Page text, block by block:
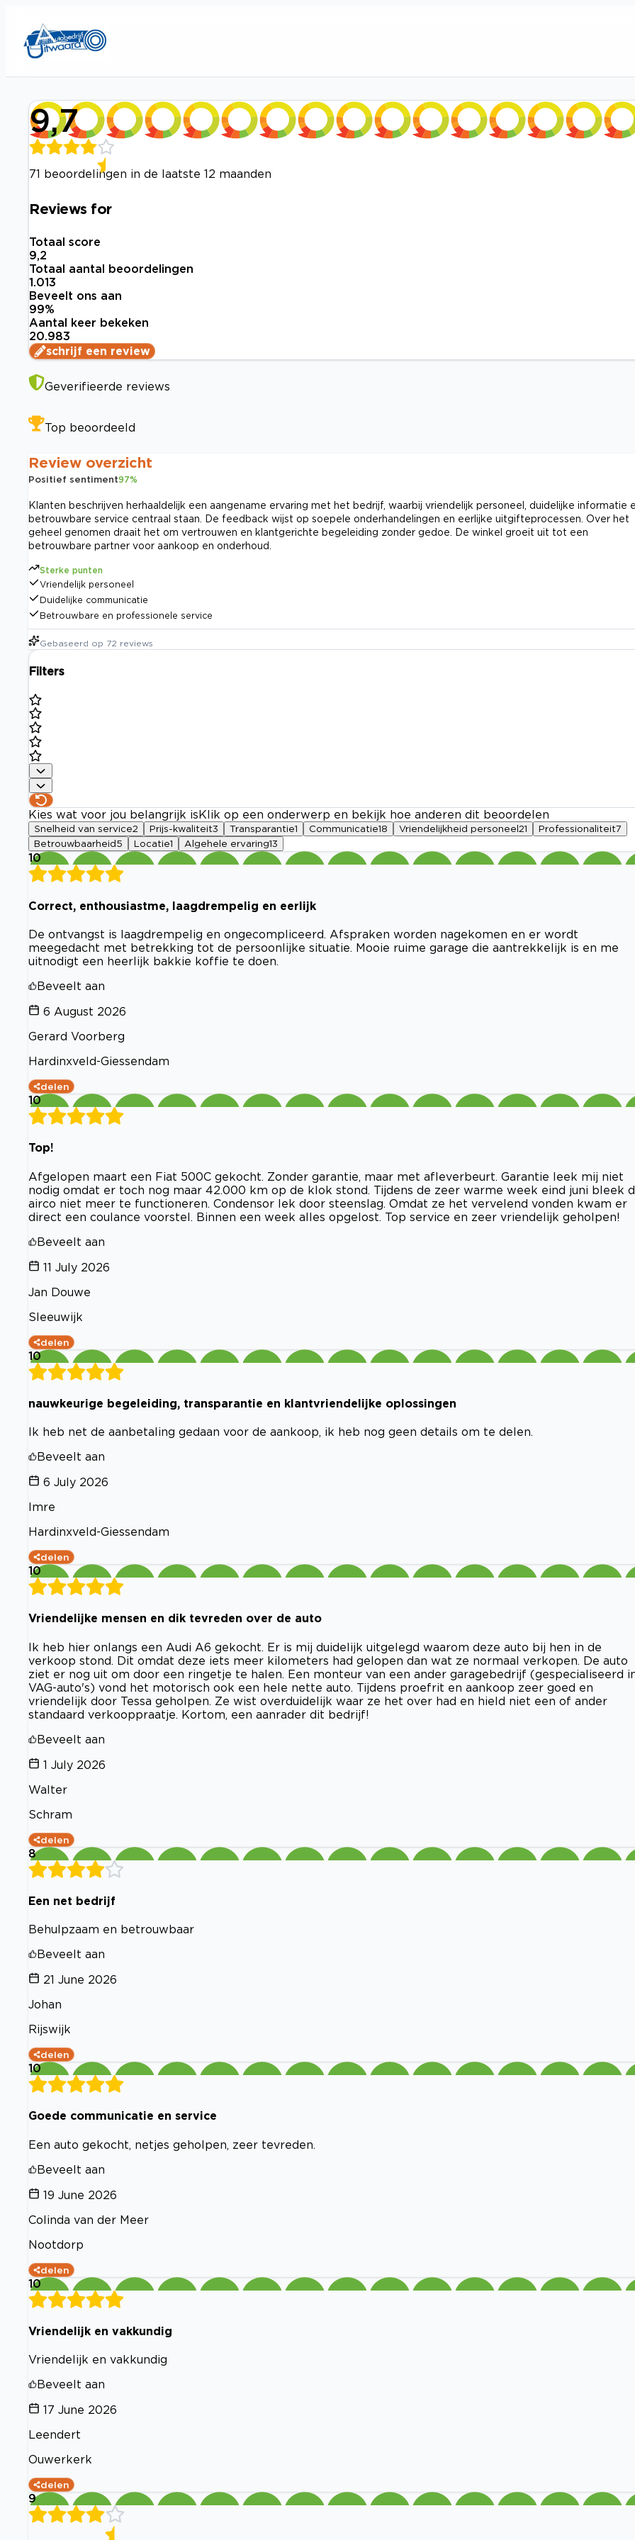
9,7
71 beoordelingen in de laatste 12 maanden
Reviews for
Totaal score
9,2
Totaal aantal beoordelingen
1.013
Beveelt ons aan
99%
Aantal keer bekeken
20.983
schrijf een review
Geverifieerde reviews
Top beoordeeld
Review overzicht
Positief sentiment97%
Klanten beschrijven herhaaldelijk een aangename ervaring met het bedrijf, waarbij vriendelijk personeel, duidelijke informatie
betrouwbare service centraal staan. De feedback wijst op soepele onderhandelingen en eerlijke uitgifteprocessen. Over het
geheel genomen draait het om vertrouwen en klantgerichte begeleiding zonder gedoe. De winkel groeit uit tot een
betrouwbare partner voor aankoop en onderhoud.
Sterke punten
Vriendelijk personeel
Duidelijke communicatie
Betrouwbare en professionele service
Gebaseerd op 72 reviews
Filters
Kies wat voor jou belangrijk is Klik op een onderwerp en bekijk hoe anderen dit beoordelen
Snelheid van service2 Prijs-kwaliteit3 Transparantie1 Communicatie18 Vriendelijkheid personeel 21 Professionaliteit7
Betrouwbaarheid 5 Locatie1 Algehele ervaring13
10
Correct, enthousiastme, laagdrempelig en eerlijk
De ontvangst is laagdrempelig en ongecompliceerd. Afspraken worden nagekomen en er wordt
meegedacht met betrekking tot de persoonlijke situatie. Mooie ruime garage die aantrekkelijk is en me
uitnodigt een heerlijk bakkie koffie te doen.
Beveelt aan
6 August 2026
Gerard Voorberg
Hardinxveld-Giessendam
delen
10
Top!
Afgelopen maart een Fiat 500C gekocht. Zonder garantie, maar met afleverbeurt. Garantie leek mij niet
nodig omdat er toch nog maar 42.000 km op de klok stond. Tijdens de zeer warme week eind juni bleek
airco niet meer te functioneren. Condensor lek door steenslag. Omdat ze het vervelend vonden kwam er
direct een coulance voorstel. Binnen een week alles opgelost. Top service en zeer vriendelijk geholpen!
Beveelt aan
11 July 2026
Jan Douwe
Sleeuwijk
delen
10
nauwkeurige begeleiding, transparantie en klantvriendelijke oplossingen
Ik heb net de aanbetaling gedaan voor de aankoop, ik heb nog geen details om te delen.
Beveelt aan
6 July 2026
Imre
Hardinxveld-Giessendam
delen
10
Vriendelijke mensen en dik tevreden over de auto
Ik heb hier onlangs een Audi A6 gekocht. Er is mij duidelijk uitgelegd waarom deze auto bij hen in de
verkoop stond. Dit omdat deze iets meer kilometers had gelopen dan wat ze normaal verkopen. De auto
ziet er nog uit om door een ringetje te halen. Een monteur van een ander garagebedrijf (gespecialiseerd
VAG-auto's) vond het motorisch ook een hele nette auto. Tijdens proefrit en aankoop zeer goed en
vriendelijk door Tessa geholpen. Ze wist overduidelijk waar ze het over had en hield niet een of ander
standaard verkooppraatje. Kortom, een aanrader dit bedrijf!
Beveelt aan
1 July 2026
Walter
Schram
delen
8
Een net bedrijf
Behulpzaam en betrouwbaar
Beveelt aan
21 June 2026
Johan
Rijswijk
delen
10
Goede communicatie en service
Een auto gekocht, netjes geholpen, zeer tevreden.
Beveelt aan
19 June 2026
Colinda van der Meer
Nootdorp
delen
10
Vriendelijk en vakkundig
Vriendelijk en vakkundig
Beveelt aan
17 June 2026
Leendert
Ouwerkerk
delen
9